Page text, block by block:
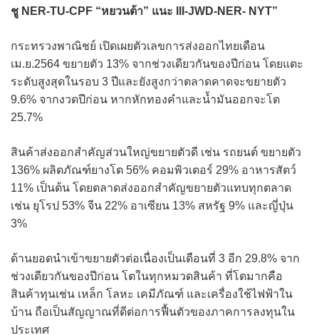
ชู NER-TU-CPF “หยวนต้า” แนะ III-JWD-NER- NYT”
กระทรวงพาณิชย์ เปิดเผยตัวเลขการส่งออกไทยเดือน
เม.ย.2564 ขยายตัว 13% จากช่วงเดียวกันของปีก่อน โดยแตะ
ระดับสูงสุดในรอบ 3 ปีและยังสูงกว่าตลาดคาดจะขยายตัว
9.6% จากงวดปีก่อน หากหักทองคำและน้ำมันออกจะโต
25.7%
สินค้าส่งออกสำคัญส่วนใหญ่ขยายตัวดี เช่น รถยนต์ ขยายตัว
136% ผลิตภัณฑ์ยางโต 56% คอมพิวเตอร์ 29% อาหารสัตว์
11% เป็นต้น โดยตลาดส่งออกสำคัญขยายตัวแทบทุกตลาด
เช่น ยุโรป 53% จีน 22% อาเซียน 13% สหรัฐ 9% และญี่ปุ่น
3%
ด้านยอดนำเข้าขยายตัวต่อเนื่องเป็นเดือนที่ 3 อีก 29.8% จาก
ช่วงเดียวกันของปีก่อน โตในทุกหมวดสินค้า ที่โตมากคือ
สินค้าทุนเช่น เหล็ก โลหะ เคมีภัณฑ์ และเครื่องใช้ไฟฟ้าใน
บ้าน ถือเป็นสัญญาณที่ดีต่อการฟื้นตัวของภาคการลงทุนใน
ประเทศ